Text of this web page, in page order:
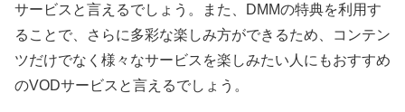
サービスと言えるでしょう。また、DMMの特典を利用す
ることで、さらに多彩な楽しみ方ができるため、コンテン
ツだけでなく様々なサービスを楽しみたい人にもおすすめ
のVODサービスと言えるでしょう。